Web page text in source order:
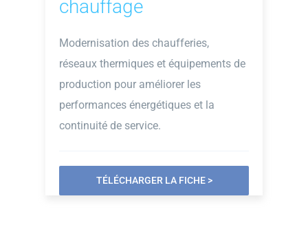
chauffage
Modernisation des chaufferies,
réseaux thermiques et équipements de
production pour améliorer les
performances énergétiques et la
continuité de service.
TÉLÉCHARGER LA FICHE >